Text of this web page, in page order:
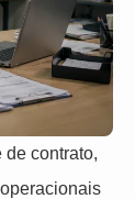
contrato,